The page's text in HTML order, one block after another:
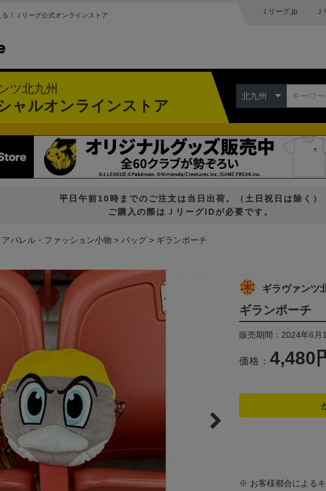
！Ｊリーグ公式オンラインストア Ｊリーグ.jp
ツ北九州
ャルオンラインストア
北九州
平日午前10時までのご注文は当日出荷。（土日祝日は除く）
ご購入の際はＪリーグIDが必要です。
アパレル・ファッション小物 バッグ ギランポーチ
ギラヴァンツ
ギランポーチ
販売期間：2024年6
価格： 4,480
※ お客様都合による